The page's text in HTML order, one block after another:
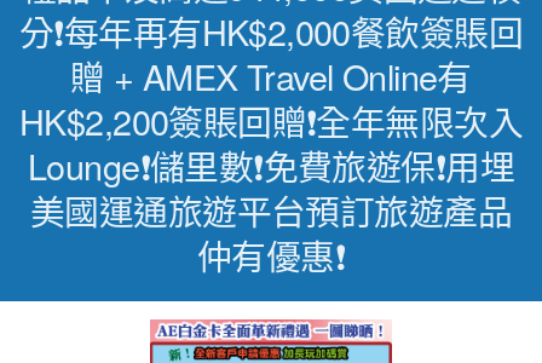
分❗每年再有HK$2,000餐飲簽賬回
贈 + AMEX Travel Online有
HK$2,200簽賬回贈❗全年無限次入
Lounge❗儲里數❗免費旅遊保❗用埋
美國運通旅遊平台預訂旅遊產品
仲有優惠❗